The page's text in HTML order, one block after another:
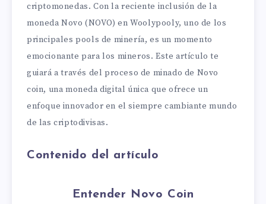
criptomonedas. Con la reciente inclusión de la
moneda Novo (NOVO) en Woolypooly, uno de los
principales pools de minería, es un momento
emocionante para los mineros. Este artículo te
guiará a través del proceso de minado de Novo
coin, una moneda digital única que ofrece un
enfoque innovador en el siempre cambiante mundo
de las criptodivisas.
Contenido del artículo
Entender Novo Coin